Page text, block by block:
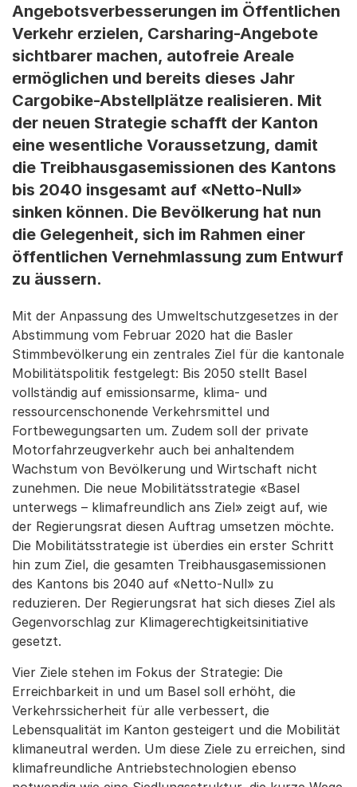
Angebotsverbesserungen im Öffentlichen
Verkehr erzielen, Carsharing-Angebote
sichtbarer machen, autofreie Areale
ermöglichen und bereits dieses Jahr
Cargobike-Abstellplätze realisieren. Mit
der neuen Strategie schafft der Kanton
eine wesentliche Voraussetzung, damit
die Treibhausgasemissionen des Kantons
bis 2040 insgesamt auf «Netto-Null»
sinken können. Die Bevölkerung hat nun
die Gelegenheit, sich im Rahmen einer
öffentlichen Vernehmlassung zum Entwurf
zu äussern.
Mit der Anpassung des Umweltschutzgesetzes in der
Abstimmung vom Februar 2020 hat die Basler
Stimmbevölkerung ein zentrales Ziel für die kantonale
Mobilitätspolitik festgelegt: Bis 2050 stellt Basel
vollständig auf emissionsarme, klima- und
ressourcenschonende Verkehrsmittel und
Fortbewegungsarten um. Zudem soll der private
Motorfahrzeugverkehr auch bei anhaltendem
Wachstum von Bevölkerung und Wirtschaft nicht
zunehmen. Die neue Mobilitätsstrategie «Basel
unterwegs – klimafreundlich ans Ziel» zeigt auf, wie
der Regierungsrat diesen Auftrag umsetzen möchte.
Die Mobilitätsstrategie ist überdies ein erster Schritt
hin zum Ziel, die gesamten Treibhausgasemissionen
des Kantons bis 2040 auf «Netto-Null» zu
reduzieren. Der Regierungsrat hat sich dieses Ziel als
Gegenvorschlag zur Klimagerechtigkeitsinitiative
gesetzt.
Vier Ziele stehen im Fokus der Strategie: Die
Erreichbarkeit in und um Basel soll erhöht, die
Verkehrssicherheit für alle verbessert, die
Lebensqualität im Kanton gesteigert und die Mobilität
klimaneutral werden. Um diese Ziele zu erreichen, sind
klimafreundliche Antriebstechnologien ebenso